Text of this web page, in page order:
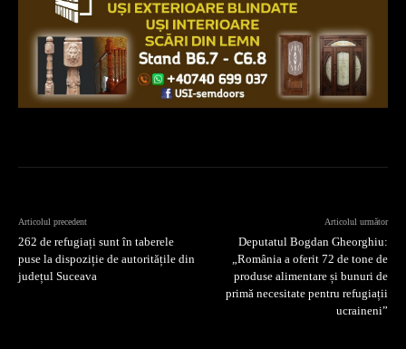
Articolul precedent
262 de refugiați sunt în taberele
puse la dispoziție de autoritățile din
județul Suceava
Articolul următor
Deputatul Bogdan Gheorghiu:
„România a oferit 72 de tone de
produse alimentare și bunuri de
primă necesitate pentru refugiații
ucraineni”